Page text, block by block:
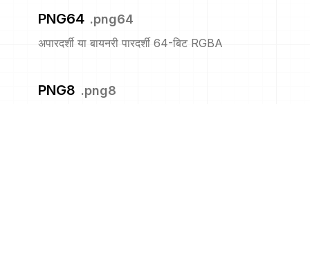
PNG64 .png64
अपारदर्शी या बायनरी पारदर्शी 64-बिट RGBA
PNG8 .png8